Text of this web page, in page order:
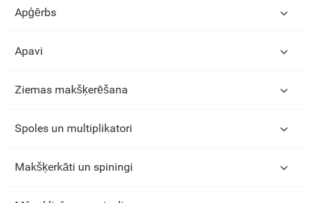
Apģērbs
Apavi
Ziemas makšķerēšana
Spoles un multiplikatori
Makšķerkāti un spiningi